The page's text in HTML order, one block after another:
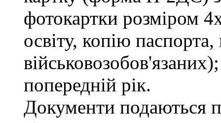
фотокартки розміром
освіту, копію
попередній рік.
Документи подаються